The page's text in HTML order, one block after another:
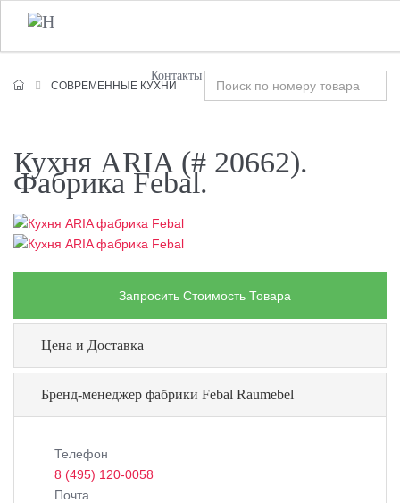
+7 (495) 120-00-58
Контакты
СОВРЕМЕННЫЕ КУХНИ
Кухня ARIA (# 20662).
Фабрика Febal.
Запросить Стоимость Товара
Цена и Доставка
Бренд-менеджер фабрики Febal Raumebel
Телефон
8 (495) 120-0058
Почта